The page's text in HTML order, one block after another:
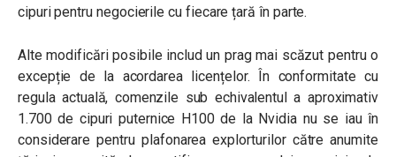
cipuri pentru negocierile cu fiecare țară în parte.
Alte modificări posibile includ un prag mai scăzut pentru o
excepție de la acordarea licențelor. În conformitate cu
regula actuală, comenzile sub echivalentul a aproximativ
1.700 de cipuri puternice H100 de la Nvidia nu se iau în
considerare pentru plafonarea explorturilor către anumite